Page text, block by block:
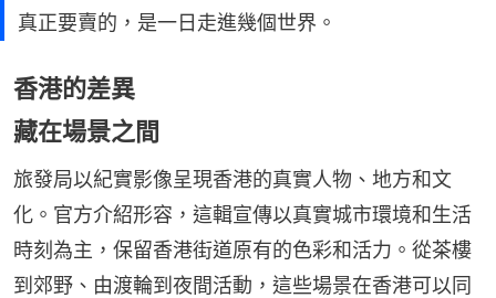
真正要賣的，是一日走進幾個世界。
香港的差異
藏在場景之間
旅發局以紀實影像呈現香港的真實人物、地方和文
化。官方介紹形容，這輯宣傳以真實城市環境和生活
時刻為主，保留香港街道原有的色彩和活力。從茶樓
到郊野、由渡輪到夜間活動，這些場景在香港可以同